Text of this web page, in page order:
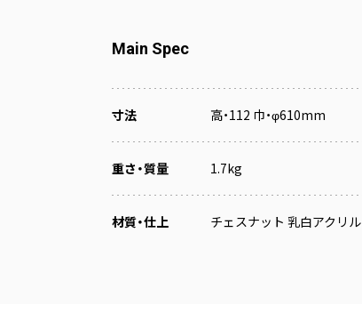
Main Spec
寸法 高・112 巾・φ610mm
重さ・質量 1.7kg
材質・仕上 チェスナット 乳白アクリル